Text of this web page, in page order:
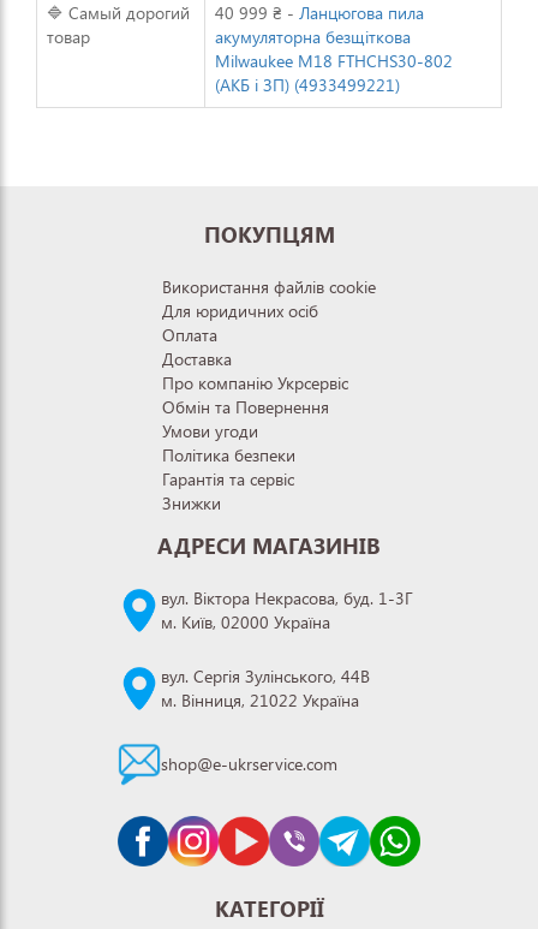
🔷 Самый дорогий
товар
40 999 ₴ - Ланцюгова пила
акумуляторна безщіткова
Milwaukee M18 FTHCHS30-802
(АКБ і ЗП) (4933499221)
ПОКУПЦЯМ
Використання файлів cookie
Для юридичних осіб
Оплата
Доставка
Про компанію Укрсервіс
Обмін та Повернення
Умови угоди
Політика безпеки
Гарантія та сервіс
Знижки
АДРЕСИ МАГАЗИНІВ
вул. Віктора Некрасова, буд. 1-3Г
м. Київ, 02000 Україна
вул. Сергія Зулінського, 44В
м. Вінниця, 21022 Україна
shop@e-ukrservice.com
КАТЕГОРІЇ